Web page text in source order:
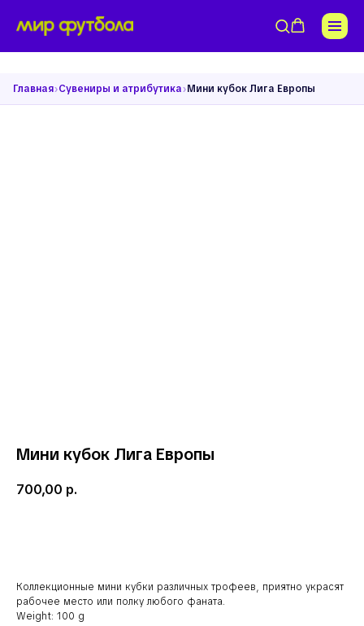
Главная›Сувениры и атрибутика›Мини кубок Лига Европы
Мини кубок Лига Европы
700,00 р.
Коллекционные мини кубки различных трофеев, приятно украсят
рабочее место или полку любого фаната.
Weight: 100 g